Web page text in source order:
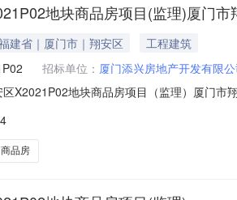
地块商品房项目(监理)厦门
建省｜厦门市｜翔安区
工程建筑
招标单位： 厦门添兴房地产开发有限
区X2021P02地块商品房项目（监理）厦门
保证金金额50,000元人民币控制价（最高
商品房